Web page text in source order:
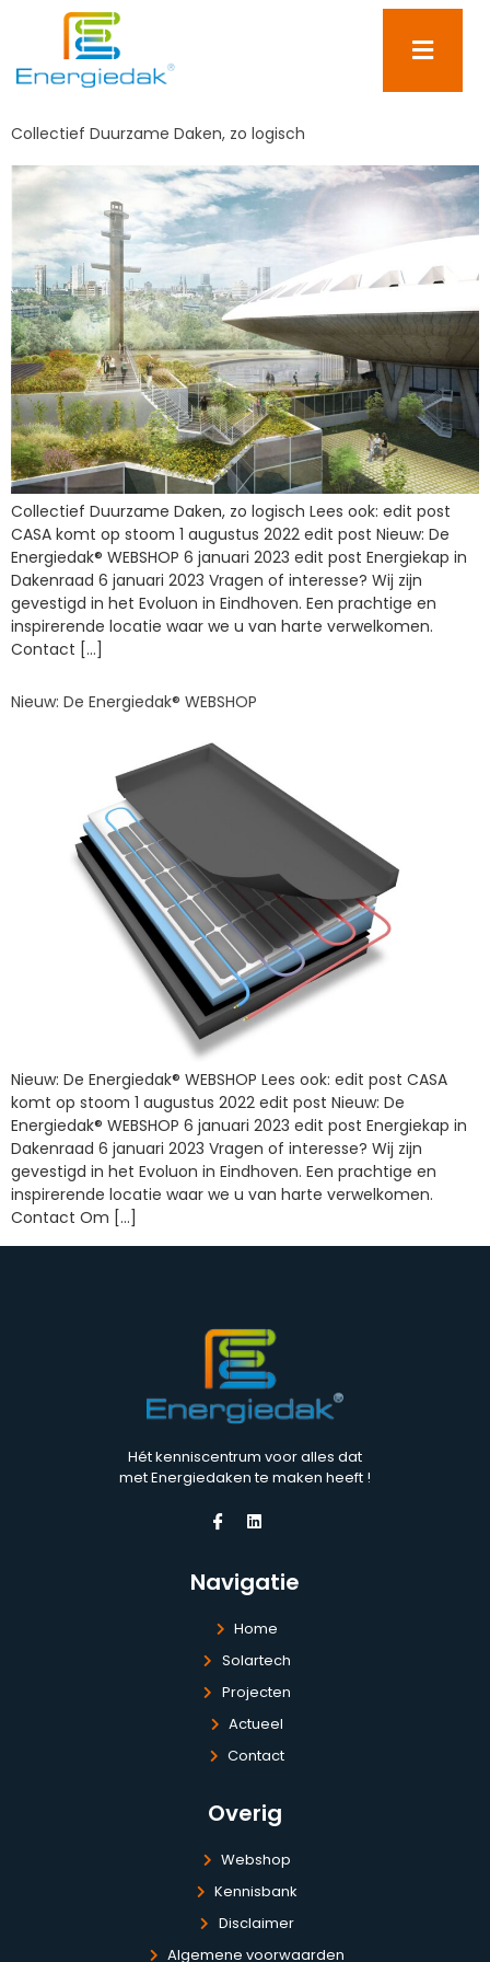
Collectief Duurzame Daken, zo logisch
Collectief Duurzame Daken, zo logisch Lees ook: edit post
CASA komt op stoom 1 augustus 2022 edit post Nieuw: De
Energiedak® WEBSHOP 6 januari 2023 edit post Energiekap in
Dakenraad 6 januari 2023 Vragen of interesse? Wij zijn
gevestigd in het Evoluon in Eindhoven. Een prachtige en
inspirerende locatie waar we u van harte verwelkomen.
Contact […]
Nieuw: De Energiedak® WEBSHOP
Nieuw: De Energiedak® WEBSHOP Lees ook: edit post CASA
komt op stoom 1 augustus 2022 edit post Nieuw: De
Energiedak® WEBSHOP 6 januari 2023 edit post Energiekap in
Dakenraad 6 januari 2023 Vragen of interesse? Wij zijn
gevestigd in het Evoluon in Eindhoven. Een prachtige en
inspirerende locatie waar we u van harte verwelkomen.
Contact Om […]
Hét kenniscentrum voor alles dat
met Energiedaken te maken heeft !
Navigatie
Home
Solartech
Projecten
Actueel
Contact
Overig
Webshop
Kennisbank
Disclaimer
Algemene voorwaarden